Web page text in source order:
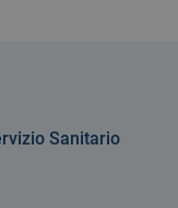
Sanitario